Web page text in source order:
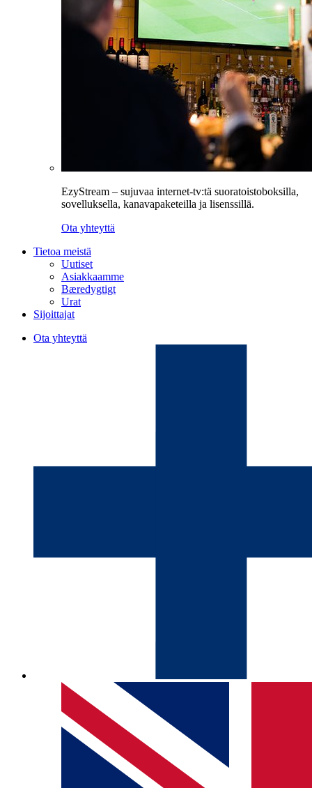
EzyStream – sujuvaa internet-tv:tä suoratoistoboksilla,
sovelluksella, kanavapaketeilla ja lisenssillä.
Ota yhteyttä
Tietoa meistä
Uutiset
Asiakkaamme
Bæredygtigt
Urat
Sijoittajat
Ota yhteyttä